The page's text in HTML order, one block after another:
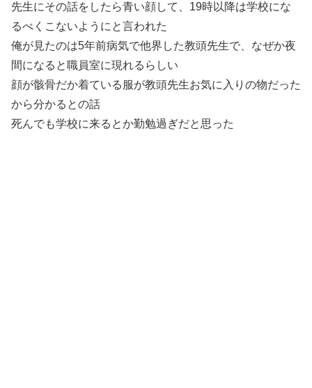
先生にその話をしたら青い顔して、19時以降は学校にな
るべくこないようにと言われた
俺が見たのは5年前病気で他界した教頭先生で、なぜか夜
間になると職員室に現れるらしい
顔が骸骨だか着ている服が教頭先生お気に入りの物だった
から分かるとの話
死んでも学校に来るとか勤勉過ぎだと思った